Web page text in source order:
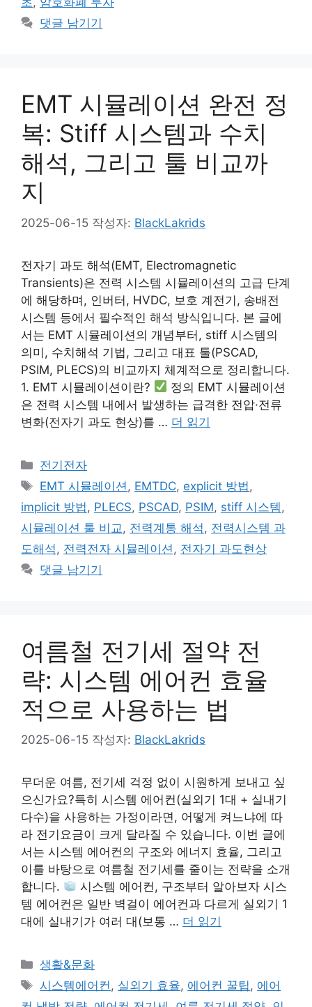
댓글 남기기
EMT 시뮬레이션 완전 정
복: Stiff 시스템과 수치
해석, 그리고 툴 비교까
지
2025-06-15 작성자: BlackLakrids
전자기 과도 해석(EMT, Electromagnetic
Transients)은 전력 시스템 시뮬레이션의 고급 단계
에 해당하며, 인버터, HVDC, 보호 계전기, 송배전
시스템 등에서 필수적인 해석 방식입니다. 본 글에
서는 EMT 시뮬레이션의 개념부터, stiff 시스템의
의미, 수치해석 기법, 그리고 대표 툴(PSCAD,
PSIM, PLECS)의 비교까지 체계적으로 정리합니다.
1. EMT 시뮬레이션이란?
정의 EMT 시뮬레이션
은 전력 시스템 내에서 발생하는 급격한 전압·전류
변화(전자기 과도 현상)를 … 더 읽기
카
테
리
전기전자
태
그
EMT 시뮬레이션 , EMTDC, explicit 방법 ,
implicit 방법 , PLECS, PSCAD, PSIM, stiff 시스템 ,
시뮬레이션 툴 비교 , 전력계통 해석 , 전력시스템 과
도해석 , 전력전자 시뮬레이션 , 전자기 과도현상
댓글 남기기
여름철 전기세 절약 전
략: 시스템 에어컨 효율
적으로 사용하는 법
2025-06-15 작성자: BlackLakrids
무더운 여름, 전기세 걱정 없이 시원하게 보내고 싶
으신가요?특히 시스템 에어컨(실외기 1대 + 실내기
다수)을 사용하는 가정이라면, 어떻게 켜느냐에 따
라 전기요금이 크게 달라질 수 있습니다. 이번 글에
서는 시스템 에어컨의 구조와 에너지 효율, 그리고
이를 바탕으로 여름철 전기세를 줄이는 전략을 소개
합니다.
시스템 에어컨, 구조부터 알아보자 시스
템 에어컨은 일반 벽걸이 에어컨과 다르게 실외기 1
대에 실내기가 여러 대(보통 … 더 읽기
카
테
생활&문화
태
그
시스템에어컨, 실외기 효율, 에어컨 꿀팁, 에어